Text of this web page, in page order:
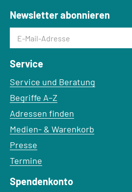
Newsletter abonnieren
E-Mail-Adresse
Service
Service und Beratung
Begriffe A–Z
Adressen finden
Medien- & Warenkorb
Presse
Termine
Spendenkonto